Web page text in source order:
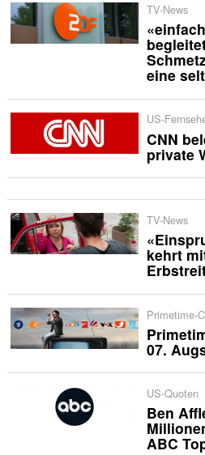
TV-News
eine
US-
CNN
private
TV-News
kehrt
Primetime-
07.
US-Quoten
Ben
ABC